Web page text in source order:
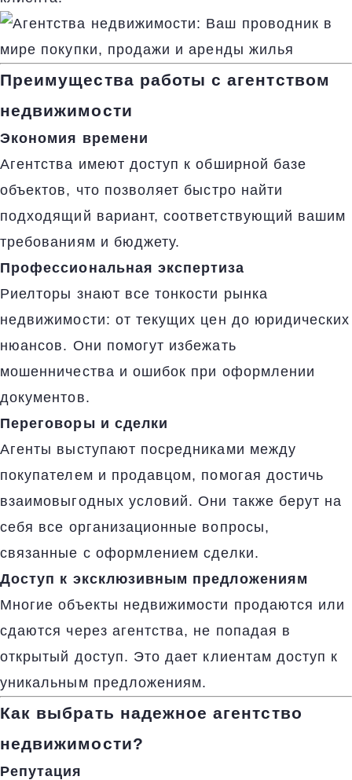
Преимущества работы с агентством
недвижимости
Экономия времени
Агентства имеют доступ к обширной базе
объектов, что позволяет быстро найти
подходящий вариант, соответствующий вашим
требованиям и бюджету.
Профессиональная экспертиза
Риелторы знают все тонкости рынка
недвижимости: от текущих цен до юридических
нюансов. Они помогут избежать
мошенничества и ошибок при оформлении
документов.
Переговоры и сделки
Агенты выступают посредниками между
покупателем и продавцом, помогая достичь
взаимовыгодных условий. Они также берут на
себя все организационные вопросы,
связанные с оформлением сделки.
Доступ к эксклюзивным предложениям
Многие объекты недвижимости продаются или
сдаются через агентства, не попадая в
открытый доступ. Это дает клиентам доступ к
уникальным предложениям.
Как выбрать надежное агентство
недвижимости?
Репутация